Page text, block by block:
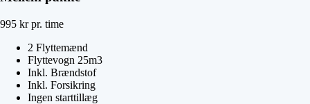
995 kr pr. time
2 Flyttemænd
Flyttevogn 25m3
Inkl. Brændstof
Inkl. Forsikring
Ingen starttillæg